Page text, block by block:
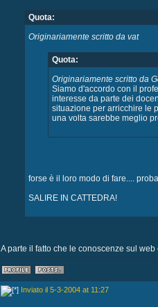
Quota:
Originariamente scritto da vat
Quota:
Originariamente scritto da
Siamo d'accordo con il
interesse da parte dei
situazione per arricchire le
una volta sarebbe meglio
forse è il loro modo di fare....
SALIRE IN CATTEDRA!
A parte il fatto che le conoscenze sul
Inviato il 5-3-2004 at 11:27